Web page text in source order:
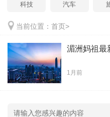
科技 汽车
当前位置： 首页>
湄洲妈祖最
1月前